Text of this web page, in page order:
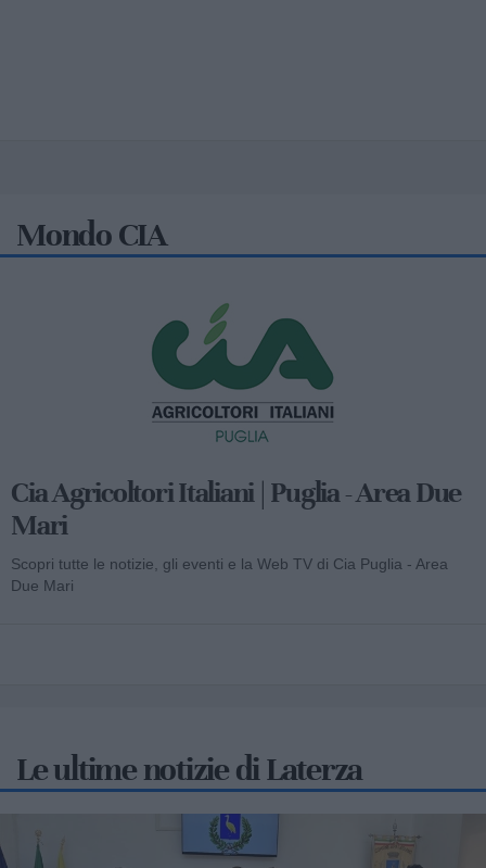
Mondo CIA
Cia Agricoltori Italiani | Puglia - Area Due
Mari
Scopri tutte le notizie, gli eventi e la Web TV di Cia Puglia - Area
Due Mari
Le ultime notizie di Laterza